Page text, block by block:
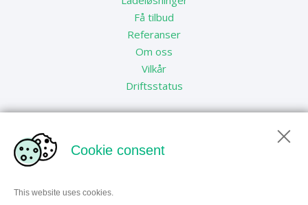
Cookie consent
This website uses cookies.
Få tilbud
Referanser
Om oss
Vilkår
Driftsstatus